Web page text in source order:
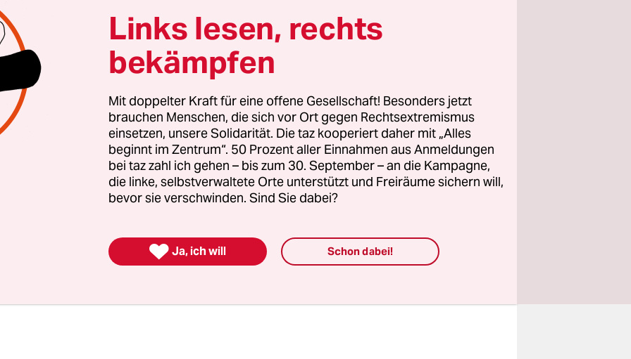
Montag im Juli tummeln sich hier mehr als Tausend Kli­
auf dem „System Change Camp“ des
Ende Gelände in der niedersächsischen
Sie sind gekommen, um zu diskutieren. Denn die
steckt in einer Krise.
Bündnis Ende Gelände 2014 gründete, reisten Kli­ma­ak­ti­
Strömungen immer wieder zu den großen
den Braunkohletagebau im Rheinischen Revier und in
In den Jahren 2018 und 2019 erreichten die Proteste ihren
beschlossen, muss allerdings noch umgesetzt werden.
Links lesen, rechts
bekämpfen
Mit doppelter Kraft für eine offene Gesellschaft! Besonders jetzt
brauchen Menschen, die sich vor Ort gegen Rechtsextremismus
einsetzen, unsere Solidarität. Die taz kooperiert daher mit „Alles
beginnt im Zentrum“. 50 Prozent aller Einnahmen aus Anmeldungen
bei taz zahl ich gehen – bis zum 30. September – an die Kampagne,
die linke, selbstverwaltete Orte unterstützt und Freiräume sichern will,
bevor sie verschwinden. Sind Sie dabei?
 Ja, ich will Schon dabei!